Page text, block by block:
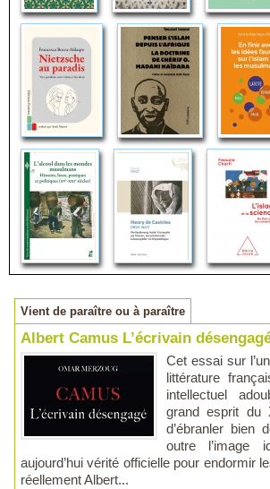
Vient de paraître ou à paraître
Albert Camus L’écrivain
Cet essai sur
littérature
intellectuel
grand esprit du
d’ébranler bien
outre l’image
aujourd’hui vérité officielle pour endormir
réellement Albert...